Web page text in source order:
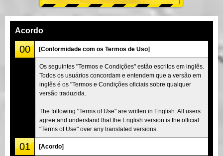
Empresa
Tokyo Shinagawa Tokyo Akihabara#1
Tokyo Akihabara#2 Tokyo Shibuya
Tokyo Shibuya Annex
Tokyo Asakusa Osaka
Okinawa
Acordo
00 [Conformidade com os Termos de Uso]
Os seguintes "Termos e Condições" estão escritos em inglês.
Todos os usuários concordam e entendem que a versão em
inglês é os "Termos e Condições oficiais sobre qualquer
versão traduzida.
The following "Terms of Use" are written in English. All users
agree and understand that the English version is the official
"Terms of Use" over any translated versions.
01 [Acordo]